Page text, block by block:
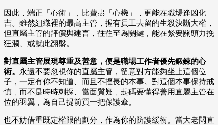
因此，端正「心術」，比費盡「心機」，更能在職場逢凶化
吉。雖然組織裡的最高主管，握有員工去留的生殺決斷大權，
但直屬主管的評價與建言，往往至為關鍵，能在緊要關頭力挽
狂瀾、或就此翻盤。
對直屬主管展現尊重及善意 ， 便是職場工作者優先鍛鍊的心
術。 永遠不要忽視你的直屬主管，留意對方能夠坐上這個位
子，一定有你不知道、而且不擅長的本事。對這個本事保持戒
慎，而不是時時刺探、當面質疑，起碼要懂得善用直屬主管在
位的羽翼，為自己提前買一把保護傘。
也不妨借重既定權限的劃分，作為你的防護緩衝。當大老闆直